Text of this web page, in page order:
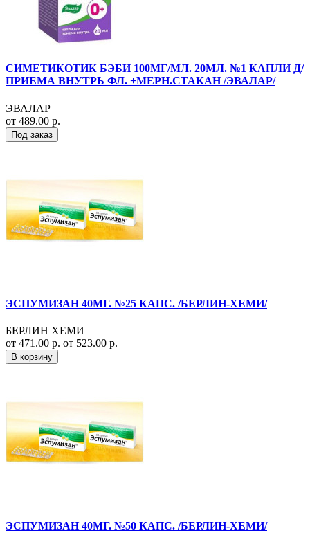
СИМЕТИКОТИК БЭБИ 100МГ/МЛ. 20МЛ. №1 КАПЛИ Д/
ПРИЕМА ВНУТРЬ ФЛ. +МЕРН.СТАКАН /ЭВАЛАР/
ЭВАЛАР
от 489.00 р.
Под заказ
ЭСПУМИЗАН 40МГ. №25 КАПС. /БЕРЛИН-ХЕМИ/
БЕРЛИН ХЕМИ
от 471.00 р. от 523.00 р.
В корзину
ЭСПУМИЗАН 40МГ. №50 КАПС. /БЕРЛИН-ХЕМИ/